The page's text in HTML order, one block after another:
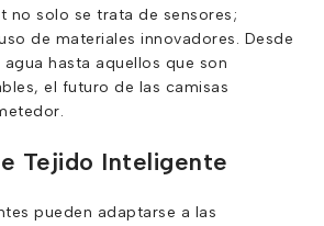
no solo se trata de sensores;
de materiales innovadores. Desde
hasta aquellos que son
el futuro de las camisas
Tejido Inteligente
pueden adaptarse a las